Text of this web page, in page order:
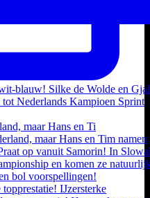
maar Hans en Ti
IJzersterke